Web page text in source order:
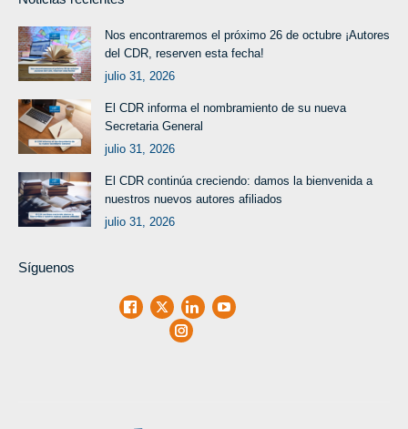
Nos encontraremos el próximo 26 de octubre ¡Autores
del CDR, reserven esta fecha!
julio 31, 2026
El CDR informa el nombramiento de su nueva
Secretaria General
julio 31, 2026
El CDR continúa creciendo: damos la bienvenida a
nuestros nuevos autores afiliados
julio 31, 2026
Síguenos
Facebook
X LinkedInYoutube
Instagram